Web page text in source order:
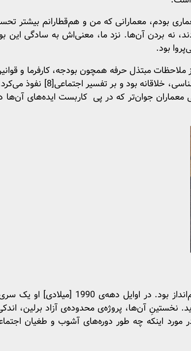
دانشجوی معماری بودم، معمارانی که من و هم‌قطارانم
نه بردن آن‌ها. نزد ما، معنی‌اش به سادگی این
بود.
ملاحظات مبتذل حرفه همچون بودجه، کارفرما و
خلاقانه بود و بر تفسیر اجتماعی[8]
نفوذ
معماران جوان‌تر که در پی کاربست ایده‌های آن‌ها
آقای وودز تا پایان زندگی، جزو جدایی‌ناپذیر آن
آن‌ها، پروژه‌ی محدوده‌ی آزاد برلین،
مورد اینکه چه طور دوره‌های آشوب و طغیان